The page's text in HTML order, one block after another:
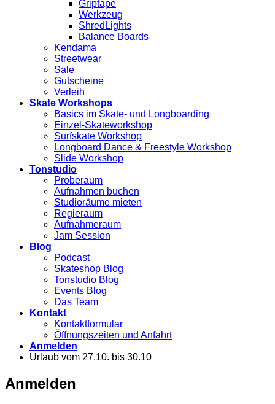
Griptape
Werkzeug
ShredLights
Balance Boards
Kendama
Streetwear
Sale
Gutscheine
Verleih
Skate Workshops
Basics im Skate- und Longboarding
Einzel-Skateworkshop
Surfskate Workshop
Longboard Dance & Freestyle Workshop
Slide Workshop
Tonstudio
Proberaum
Aufnahmen buchen
Studioräume mieten
Regieraum
Aufnahmeraum
Jam Session
Blog
Podcast
Skateshop Blog
Tonstudio Blog
Events Blog
Das Team
Kontakt
Kontaktformular
Öffnungszeiten und Anfahrt
Anmelden
Urlaub vom 27.10. bis 30.10
Anmelden